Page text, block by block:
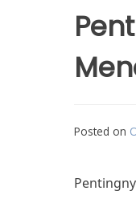
Posted on